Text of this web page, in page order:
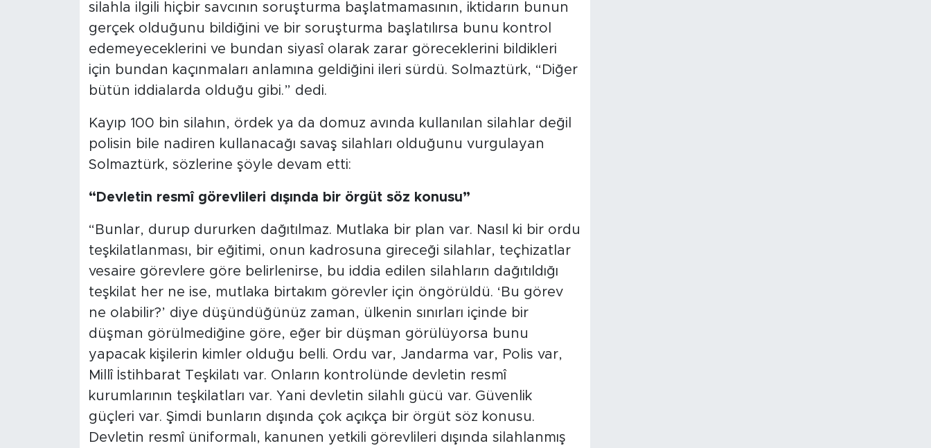
silahla ilgili hiçbir savcının soruşturma başlatmamasının, iktidarın bunun
gerçek olduğunu bildiğini ve bir soruşturma başlatılırsa bunu kontrol
edemeyeceklerini ve bundan siyasî olarak zarar göreceklerini bildikleri
için bundan kaçınmaları anlamına geldiğini ileri sürdü. Solmaztürk, “Diğer
bütün iddialarda olduğu gibi.” dedi.
Kayıp 100 bin silahın, ördek ya da domuz avında kullanılan silahlar değil
polisin bile nadiren kullanacağı savaş silahları olduğunu vurgulayan
Solmaztürk, sözlerine şöyle devam etti:
“Devletin resmî görevlileri dışında bir örgüt söz konusu”
“Bunlar, durup dururken dağıtılmaz. Mutlaka bir plan var. Nasıl ki bir ordu
teşkilatlanması, bir eğitimi, onun kadrosuna gireceği silahlar, teçhizatlar
vesaire görevlere göre belirlenirse, bu iddia edilen silahların dağıtıldığı
teşkilat her ne ise, mutlaka birtakım görevler için öngörüldü. ‘Bu görev
ne olabilir?’ diye düşündüğünüz zaman, ülkenin sınırları içinde bir
düşman görülmediğine göre, eğer bir düşman görülüyorsa bunu
yapacak kişilerin kimler olduğu belli. Ordu var, Jandarma var, Polis var,
Millî İstihbarat Teşkilatı var. Onların kontrolünde devletin resmî
kurumlarının teşkilatları var. Yani devletin silahlı gücü var. Güvenlik
güçleri var. Şimdi bunların dışında çok açıkça bir örgüt söz konusu.
Devletin resmî üniformalı, kanunen yetkili görevlileri dışında silahlanmış